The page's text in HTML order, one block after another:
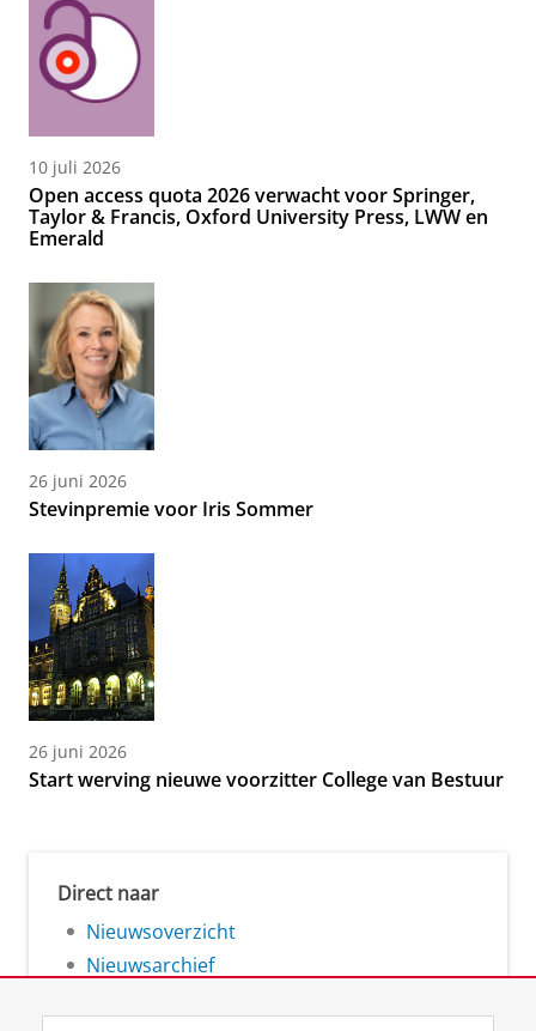
10 juli 2026
Open access quota 2026 verwacht voor Springer,
Taylor & Francis, Oxford University Press, LWW en
Emerald
26 juni 2026
Stevinpremie voor Iris Sommer
26 juni 2026
Start werving nieuwe voorzitter College van Bestuur
Direct naar
Nieuwsoverzicht
Nieuwsarchief